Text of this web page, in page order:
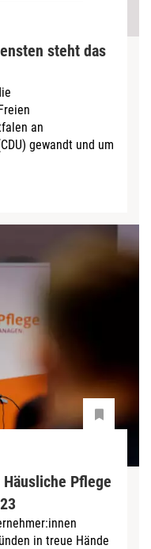
steht das
an
gewandt und um
Pflege
in treue Hände